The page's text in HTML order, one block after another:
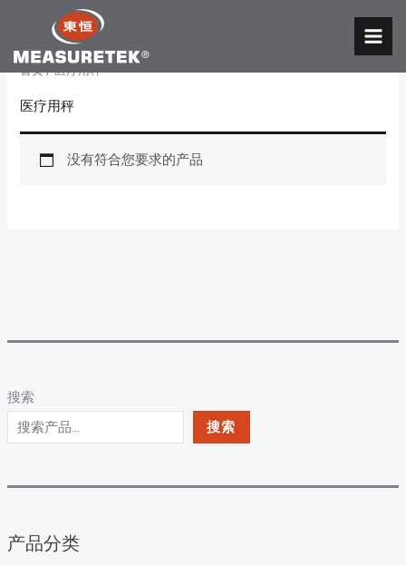
搜索
搜索
产品分类
首页/ 医疗用秤
医疗用秤
没有符合您要求的产品